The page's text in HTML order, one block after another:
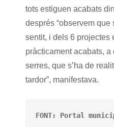
tots estiguen acabats
després “observem que
sentit, i dels 6 projectes
pràcticament acabats,
serres, que s’ha de
tardor”, manifestava.
FONT: Portal